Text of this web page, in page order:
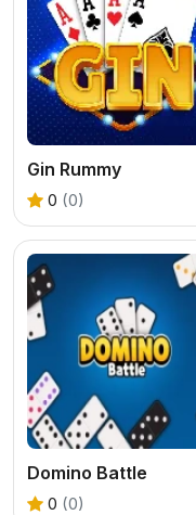
Gin Rummy
0 (0)
Domino Battle
0 (0)